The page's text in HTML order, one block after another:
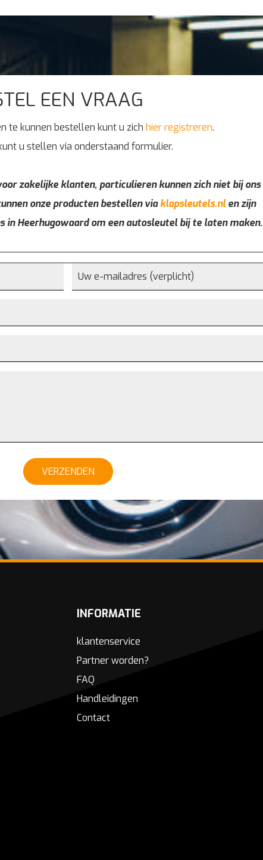
EEN VRAAG
te kunnen bestellen kunt u zich hier registreren.
u stellen via onderstaand formulier.
zakelijke klanten, particulieren kunnen zich niet bij ons
onze producten bestellen viaklapsleutels.nlen zijn
in Heerhugowaard om een autosleutel bij te laten maken.
VERZENDEN
INFORMATIE
klantenservice
Partner worden?
FAQ
Handleidingen
Contact